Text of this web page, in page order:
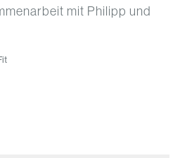
mit Philipp und